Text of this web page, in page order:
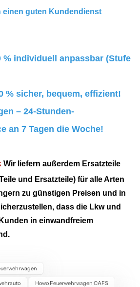
einen guten Kundendienst
% individuell anpassbar (Stufe
% sicher, bequem, effizient!
– 24-Stunden-
an 7 Tagen die Woche!
Wir liefern außerdem Ersatzteile
und Ersatzteile) für alle Arten
zu günstigen Preisen und in
dass die Lkw und
in einwandfreiem
Howo Feuerwehrwagen CAFS